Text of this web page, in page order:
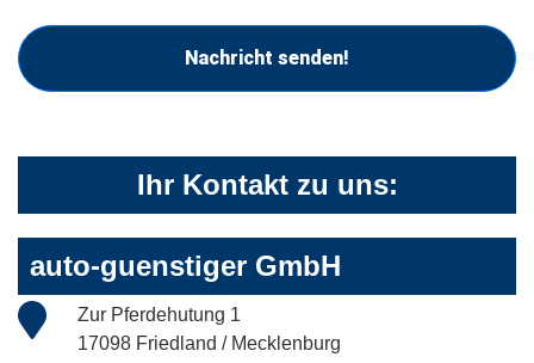
Nachricht senden!
Ihr Kontakt zu uns:
auto-guenstiger GmbH
Zur Pferdehutung 1
17098 Friedland / Mecklenburg